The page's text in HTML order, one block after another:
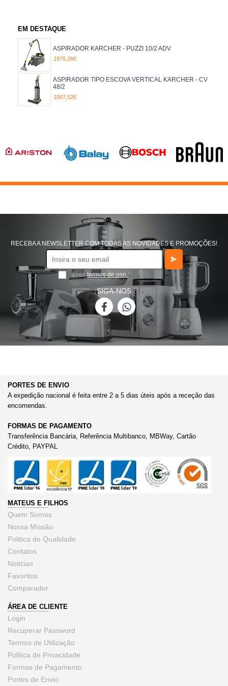
EM DESTAQUE
ASPIRADOR KARCHER - PUZZI 10/2 ADV
1975,26€
ASPIRADOR TIPO ESCOVA VERTICAL KARCHER - CV
48/2
1067,52€
RECEBA A NEWSLETTER COM TODAS AS NOVIDADES E PROMOÇÕES!
Li ostermos de uso *
SIGA-NOS
PORTES DE ENVIO
A expedição nacional é feita entre 2 a 5 dias úteis após a receção das
encomendas.
FORMAS DE PAGAMENTO
Transferência Bancária, Referência Multibanco, MBWay, Cartão
Crédito, PAYPAL
MATEUS E FILHOS
Quem Somos
Nossa Missão
Politica de Qualidade
Contatos
Noticias
Favoritos
Comparador
ÁREA DE CLIENTE
Login
Recuperar Password
Termos de Utilização
Politica de Privacidade
Formas de Pagamento
Portes de Envio